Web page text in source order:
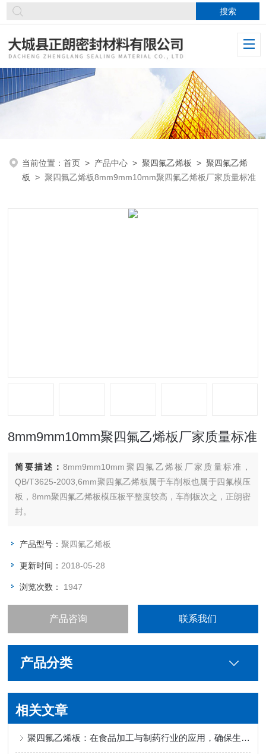
当前位置：首页 > 产品中心 >聚四氟乙烯板 >聚四氟乙烯
板
>聚四氟乙烯板8mm9mm10mm聚四氟乙烯板厂家质量标准
8mm9mm10mm聚四氟乙烯板厂家质量标准
简要描述：8mm9mm10mm聚四氟乙烯板厂家质量标准，
QB/T3625-2003,6mm聚四氟乙烯板属于车削板也属于四氟模压
板，8mm聚四氟乙烯板模压板平整度较高，车削板次之，正朗密
封。
产品型号：聚四氟乙烯板
更新时间： 2018-05-28
浏览次数： 1947
产品咨询 联系我们
产品分类
相关文章
聚四氟乙烯板：在食品加工与制药行业的应用，确保生产过程的清洁与安全